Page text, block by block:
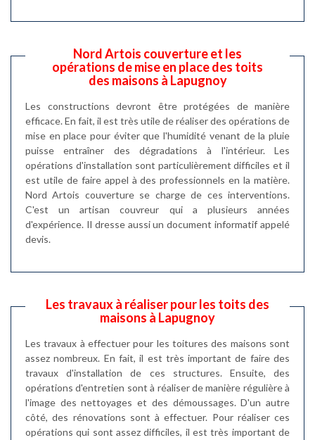
Nord Artois couverture et les
opérations de mise en place des toits
des maisons à Lapugnoy
Les constructions devront être protégées de manière
efficace. En fait, il est très utile de réaliser des opérations de
mise en place pour éviter que l'humidité venant de la pluie
puisse entraîner des dégradations à l'intérieur. Les
opérations d'installation sont particulièrement difficiles et il
est utile de faire appel à des professionnels en la matière.
Nord Artois couverture se charge de ces interventions.
C'est un artisan couvreur qui a plusieurs années
d'expérience. Il dresse aussi un document informatif appelé
devis.
Les travaux à réaliser pour les toits des
maisons à Lapugnoy
Les travaux à effectuer pour les toitures des maisons sont
assez nombreux. En fait, il est très important de faire des
travaux d'installation de ces structures. Ensuite, des
opérations d'entretien sont à réaliser de manière régulière à
l'image des nettoyages et des démoussages. D'un autre
côté, des rénovations sont à effectuer. Pour réaliser ces
opérations qui sont assez difficiles, il est très important de